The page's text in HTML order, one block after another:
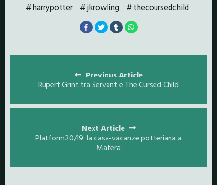
harrypotter jkrowling thecoursedchild
navigation
Previous Article
Rupert Grint tra Servant e The Cursed Child
Next Article
Platform20/19: la casa-vacanze potteriana a
Matera